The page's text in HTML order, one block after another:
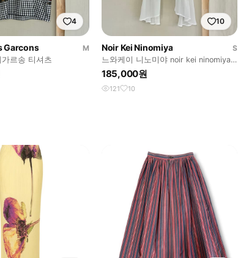
4
Garcons
M
르송 티셔츠
10
Noir Kei Ninomiya
S
느와케이 니노미야 noir kei ninomiya
벨트 티셔츠
185,000원
121 10